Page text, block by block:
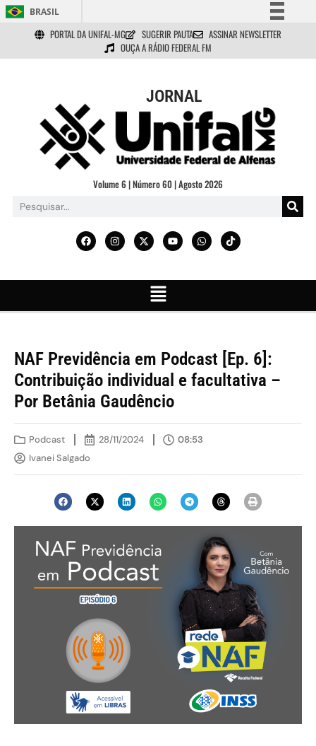
BRASIL
Simplifique!
Comunica BR
Acesso à informação
Legislação
Canais
PORTAL DA UNIFAL-MG SUGERIR PAUTA
ASSINAR NEWSLETTER
OUÇA A RÁDIO FEDERAL FM
JORNAL
Volume 6 | Número 60 | Agosto 2026
NAF Previdência em Podcast [Ep. 6]:
Contribuição individual e facultativa –
Por Betânia Gaudêncio
Podcast 28/11/2024
08:53
Ivanei Salgado